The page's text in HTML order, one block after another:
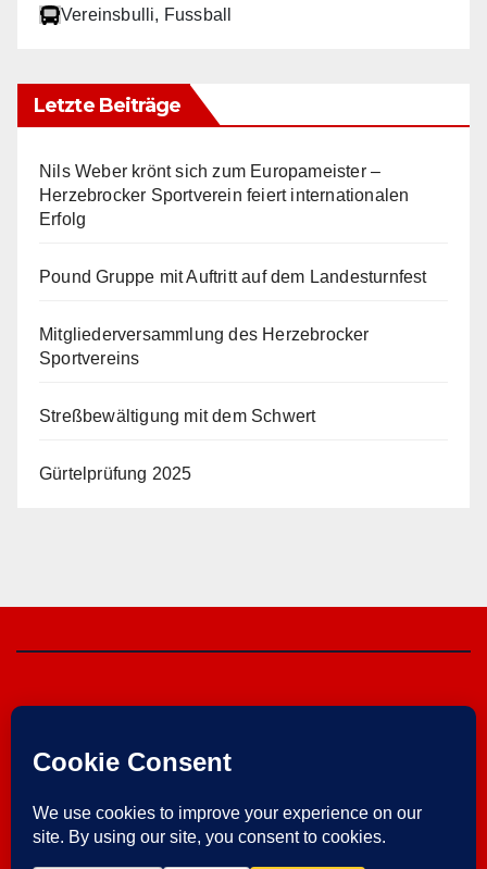
Vereinsbulli, Fussball
Letzte Beiträge
Nils Weber krönt sich zum Europameister –
Herzebrocker Sportverein feiert internationalen
Erfolg
Pound Gruppe mit Auftritt auf dem Landesturnfest
Mitgliederversammlung des Herzebrocker
Sportvereins
Streßbewältigung mit dem Schwert
Gürtelprüfung 2025
Herzebrocker SV
von 1925 e.V.